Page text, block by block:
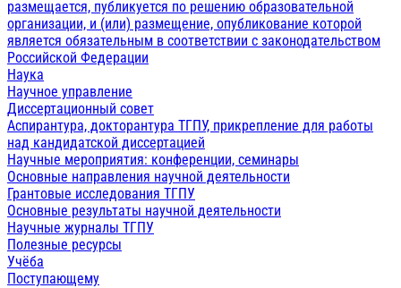
размещается, публикуется по решению образовательной
организации, и (или) размещение, опубликование которой
является обязательным в соответствии с законодательством
Российской Федерации
Наука
Научное управление
Диссертационный совет
Аспирантура, докторантура ТГПУ, прикрепление для работы
над кандидатской диссертацией
Научные мероприятия: конференции, семинары
Основные направления научной деятельности
Грантовые исследования ТГПУ
Основные результаты научной деятельности
Научные журналы ТГПУ
Полезные ресурсы
Учёба
Поступающему